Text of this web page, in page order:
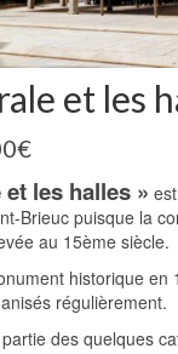
et les
€Plage
prix :
30.00€
à
60.00€
les halles »
Brieuc puisque la
au 15ème siècle.
historique en
régulièrement.
des quelques